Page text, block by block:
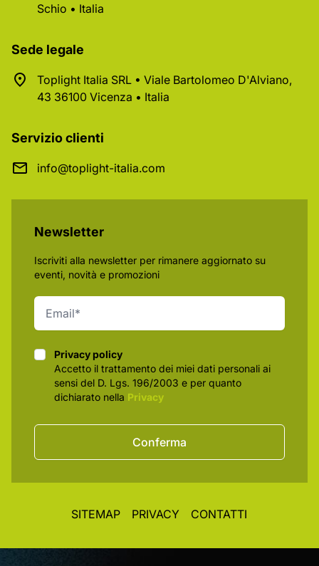
Schio • Italia
Sede legale
Toplight Italia SRL • Viale Bartolomeo D'Alviano,
43 36100 Vicenza • Italia
Servizio clienti
info@toplight-italia.com
Newsletter
Iscriviti alla newsletter per rimanere aggiornato su
eventi, novità e promozioni
Privacy policy
Privacy policy
Accetto il trattamento dei miei dati personali ai
sensi del D. Lgs. 196/2003 e per quanto
dichiarato nella Privacy
Conferma
SITEMAP PRIVACY CONTATTI